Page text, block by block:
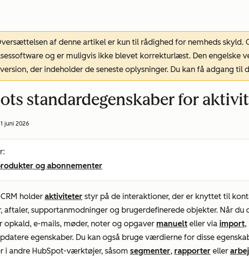
af denne artikel er kun til rådighed for nemheds
og er muligvis ikke blevet korrekturlæst. Den engelske
der indeholder de seneste oplysninger. Du kan få adgang til
standardegenskaber for
juni 2026
og abonnementer
holder aktiviteter styr på de interaktioner, der er knyttet til
aftaler, supportanmodninger og brugerdefinerede objekter. Når du
opkald, e-mails, møder, noter og opgaver manuelt eller via import,
egenskaber. Du kan også bruge værdierne for disse
i andre HubSpot-værktøjer, såsom segmenter, rapporter eller